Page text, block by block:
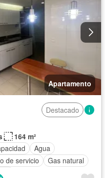
Apartamento
Destacado
164 m²
Agua
de servicio
Gas natural